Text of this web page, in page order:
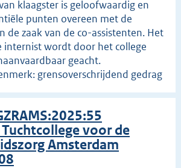
klaagster is geloofwaardig en
punten overeen met de
de zaak van de co-assistenten. Het
internist wordt door het college
geacht.
grensoverschrijdend gedrag
voor de
Amsterdam